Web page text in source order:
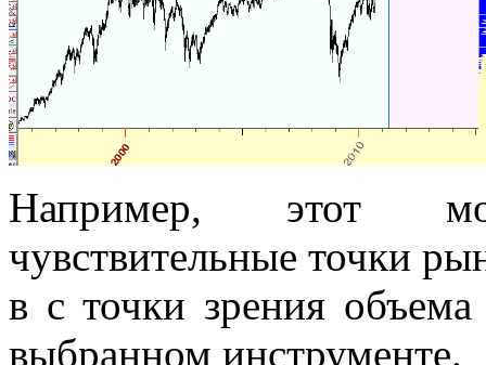
Например, этот
чувствительные точки
в с точки зрения объема
выбранном инструменте.